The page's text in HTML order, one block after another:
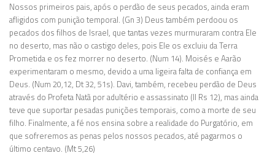
Nossos primeiros pais, após o perdão de seus pecados, ainda eram
afligidos com punição temporal. (Gn 3) Deus também perdoou os
pecados dos filhos de Israel, que tantas vezes murmuraram contra Ele
no deserto, mas não o castigo deles, pois Ele os excluiu da Terra
Prometida e os fez morrer no deserto. (Num 14). Moisés e Aarão
experimentaram o mesmo, devido a uma ligeira falta de confiança em
Deus. (Num 20,12, Dt 32, 51s). Davi, também, recebeu perdão de Deus
através do Profeta Natã por adultério e assassinato (II Rs 12), mas ainda
teve que suportar pesadas punições temporais, como a morte de seu
filho. Finalmente, a fé nos ensina sobre a realidade do Purgatório, em
que sofreremos as penas pelos nossos pecados, até pagarmos o
último centavo. (Mt 5,26)